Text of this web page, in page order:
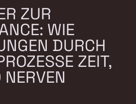
ZUR
WIE
DURCH
ZEIT,